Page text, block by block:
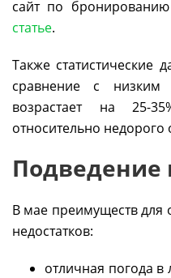
сайт по
статье.
Также статистические
сравнение с низким
возрастает на
относительно недорого
Подведение
В мае преимуществ для
недостатков:
отличная погода